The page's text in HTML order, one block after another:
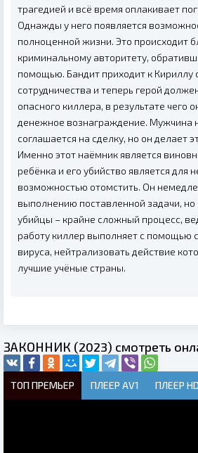
трагедией и всё время оплакивает
Однажды у него появляется
полноценной жизни. Это происходит
криминальному авторитету,
помощью. Бандит приходит к Кириллу
сотрудничества и теперь герой
опасного киллера, в результате чего
денежное вознаграждение. Мужчина
соглашается на сделку, но он делает
Именно этот наёмник является
ребёнка и его убийство является для
возможностью отомстить. Он
выполнению поставленной задачи,
убийцы – крайне сложный процесс,
работу киллер выполняет с помощью
вируса, нейтрализовать действие
лучшие учёные страны.
ЗАКОННИК (2023) смотреть
ТОП ПРЕМЬЕР ПЛЕЕР AV1 ПЛЕЕР HD